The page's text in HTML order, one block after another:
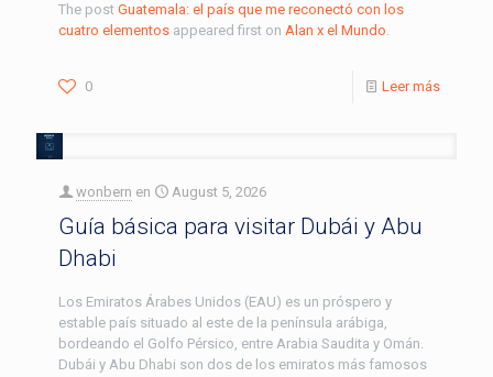
The post Guatemala: el país que me reconectó con los
cuatro elementos appeared first on Alan x el Mundo.
0 Leer más
wonbern en August 5, 2026
Guía básica para visitar Dubái y Abu
Dhabi
Los Emiratos Árabes Unidos (EAU) es un próspero y
estable país situado al este de la península arábiga,
bordeando el Golfo Pérsico, entre Arabia Saudita y Omán.
Dubái y Abu Dhabi son dos de los emiratos más famosos